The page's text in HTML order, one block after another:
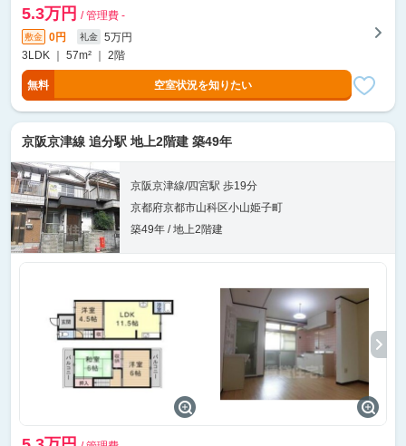
5.3万円 / 管理費 -
敷金 0円 礼金
5万円
3LDK ｜ 57m² ｜ 2階
無料 空室状況を知りたい
京阪京津線 追分駅 地上2階建 築49年
京阪京津線/四宮駅 歩19分
京都府京都市山科区小山姫子町
築49年 / 地上2階建